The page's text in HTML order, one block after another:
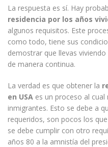
La respuesta es sí. Hay
residencia por los años
algunos requisitos. Este
como todo, tiene sus
demostrar que llevas
de manera continua.
La verdad es que obtener la
en USA es un proceso al
inmigrantes. Esto se debe a
requeridos, son pocos los
se debe cumplir con otro
años 80 a la amnistía del